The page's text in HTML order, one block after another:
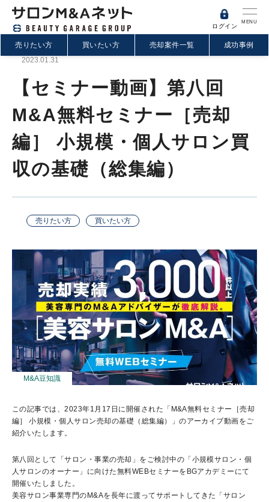
MENU
ログイン
売りたい方 買いたい方 売却案件一覧
成功事例
2023.01.31
【セミナー動画】第八回
M&A無料セミナー［売却
編］ 小規模・個人サロン買
収の基礎（総集編）
売りたい方 買いたい方
セミナー動画
M&A豆知識
この記事では、2023年1月17日に開催された「M&A無料セミナー［売却
編］ 小規模・個人サロン売却の基礎（総集編）」のアーカイブ動画をご
紹介いたします。
第八回として「サロン・事業の売却」をご検討中の「小規模サロン・個
人サロンのオーナー」に向けた無料WEBセミナーをBGアカデミーにて
開催いたしました。
美容サロン事業専門のM&Aを長年に渡ってサポートしてきた「サロン